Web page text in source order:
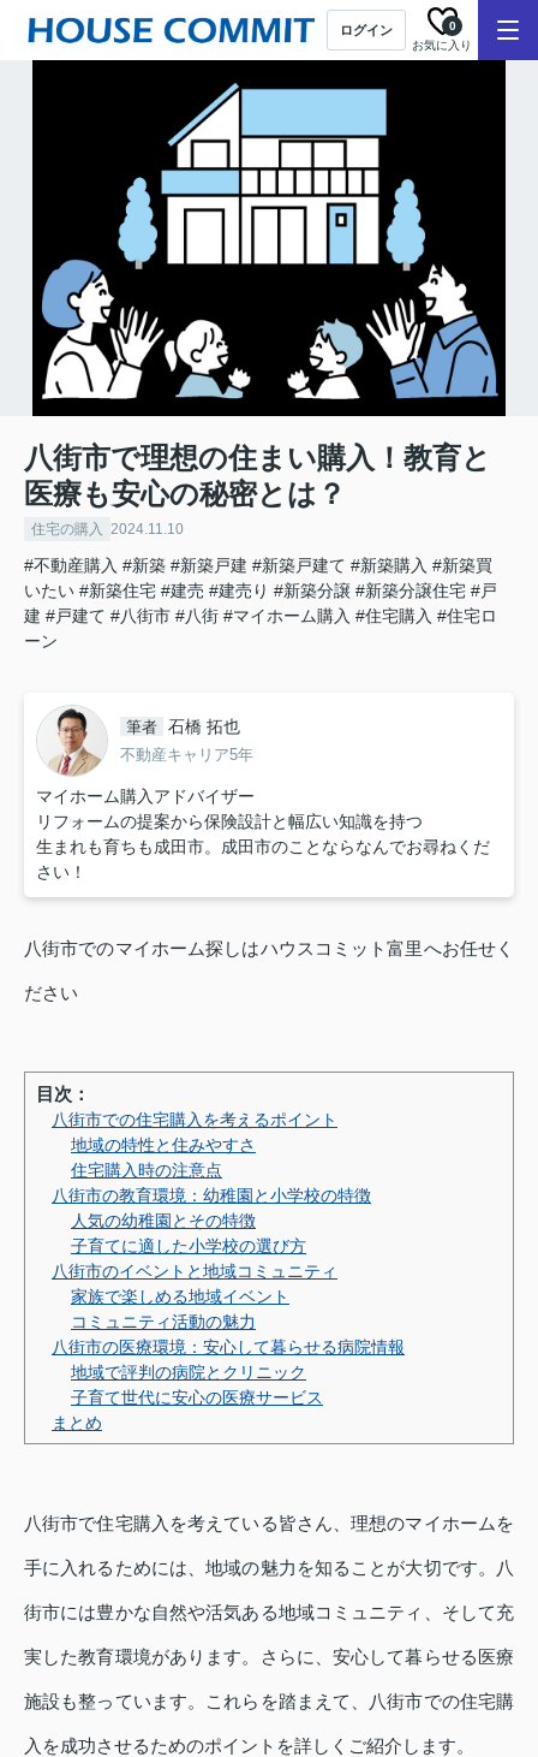
ログイン
お気に入り
0
八街市で理想の住まい購入！教育と
医療も安心の秘密とは？
住宅の購入 2024.11.10
#不動産購入 #新築 #新築戸建 #新築戸建て #新築購入 #新築買
いたい #新築住宅 #建売 #建売り #新築分譲 #新築分譲住宅 #戸
建 #戸建て #八街市 #八街 #マイホーム購入 #住宅購入 #住宅ロ
ーン
筆者 石橋 拓也
不動産キャリア5年
マイホーム購入アドバイザー
リフォームの提案から保険設計と幅広い知識を持つ
生まれも育ちも成田市。成田市のことならなんでお尋ねくだ
さい！
八街市でのマイホーム探しはハウスコミット富里へお任せく
ださい
目次：
八街市での住宅購入を考えるポイント
地域の特性と住みやすさ
住宅購入時の注意点
八街市の教育環境：幼稚園と小学校の特徴
人気の幼稚園とその特徴
子育てに適した小学校の選び方
八街市のイベントと地域コミュニティ
家族で楽しめる地域イベント
コミュニティ活動の魅力
八街市の医療環境：安心して暮らせる病院情報
地域で評判の病院とクリニック
子育て世代に安心の医療サービス
まとめ
八街市で住宅購入を考えている皆さん、理想のマイホームを
手に入れるためには、地域の魅力を知ることが大切です。八
街市には豊かな自然や活気ある地域コミュニティ、そして充
実した教育環境があります。さらに、安心して暮らせる医療
施設も整っています。これらを踏まえて、八街市での住宅購
入を成功させるためのポイントを詳しくご紹介します。